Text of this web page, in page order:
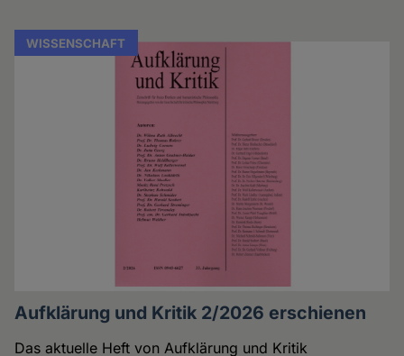
WISSENSCHAFT
Aufklärung und Kritik 2/2026 erschienen
Das aktuelle Heft von Aufklärung und Kritik